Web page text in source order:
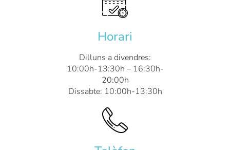
Horari
Dilluns a divendres:
10:00h-13:30h – 16:30h-
20:00h
Dissabte: 10:00h-13:30h